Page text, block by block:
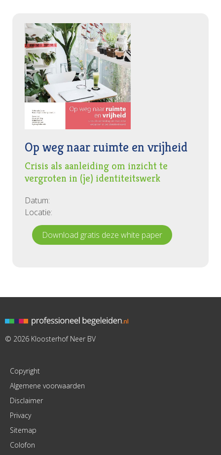
Op weg naar ruimte en vrijheid
Crisis als aanleiding om inzicht te
vergroten in (je) identiteitswerk
Datum:
Locatie:
Download gratis deze white paper
© 2026 Kloosterhof Neer BV
Copyright
Algemene voorwaarden
Disclaimer
Privacy
Sitemap
Colofon